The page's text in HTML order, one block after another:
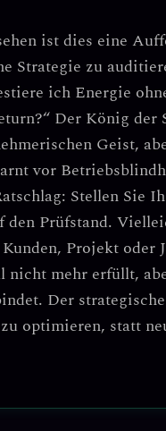
ist dies eine
Strategie zu
ich Energie
Der König der
Geist,
vor
Stellen Sie
den Prüfstand.
Projekt oder
nicht mehr erfüllt,
Der
optimieren, statt